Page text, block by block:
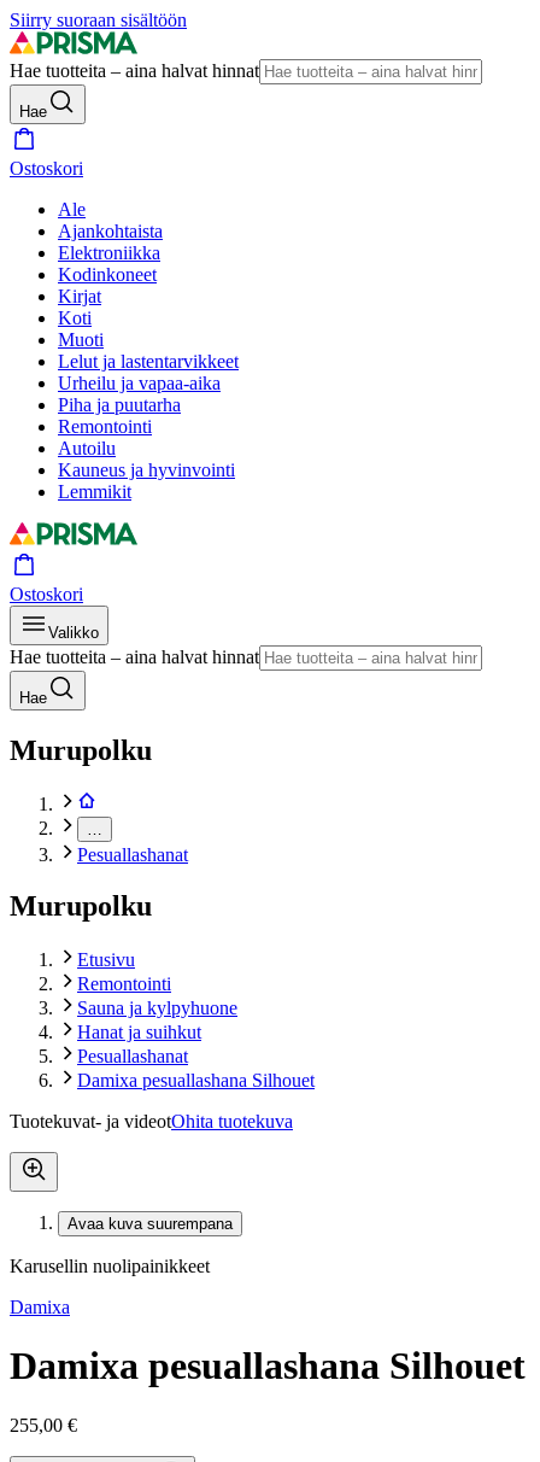
Siirry suoraan sisältöön
Hae tuotteita – aina halvat hinnat
Hae
Ostoskori
Ale
Ajankohtaista
Elektroniikka
Kodinkoneet
Kirjat
Koti
Muoti
Lelut ja lastentarvikkeet
Urheilu ja vapaa-aika
Piha ja puutarha
Remontointi
Autoilu
Kauneus ja hyvinvointi
Lemmikit
Ostoskori
Valikko
Hae tuotteita – aina halvat hinnat
Hae
Murupolku
Pesuallashanat
Murupolku
Etusivu
Remontointi
Sauna ja kylpyhuone
Hanat ja suihkut
Pesuallashanat
Damixa pesuallashana Silhouet
Tuotekuvat- ja videotOhita tuotekuva
Avaa kuva suurempana
Karusellin nuolipainikkeet
Damixa
Damixa pesuallashana Silhouet
255,00 €